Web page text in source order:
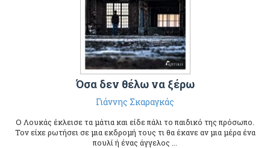
Όσα δεν θέλω να ξέρω
Γιάννης Σκαραγκάς
Ο Λουκάς έκλεισε τα μάτια και είδε πάλι το παιδικό της πρόσωπο.
Τον είχε ρωτήσει σε μια εκδρομή τους τι θα έκανε αν μια μέρα ένα
πουλί ή ένας άγγελος ...